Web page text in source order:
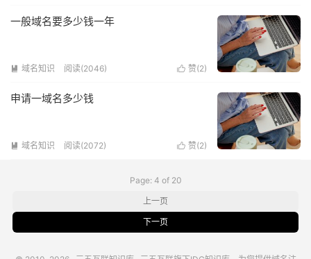
一般域名要多少钱一年
 域名知识 阅读(2046)  赞(2)
申请一域名多少钱
 域名知识 阅读(2072)  赞(2)
Page: 4 of 20
上一页
下一页